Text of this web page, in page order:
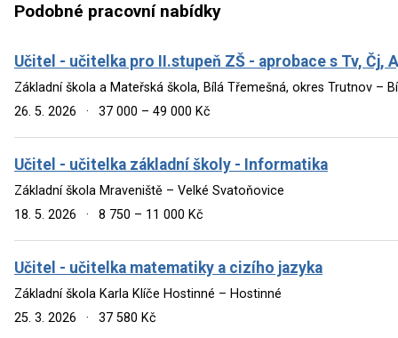
Podobné pracovní nabídky
Učitel - učitelka pro II.stupeň ZŠ - aprobace s Tv, Čj,
Základní škola a Mateřská škola, Bílá Třemešná, okres Trutnov –
26. 5. 2026
· 37 000 – 49 000 Kč
Učitel - učitelka základní školy - Informatika
Základní škola Mraveniště – Velké Svatoňovice
18. 5. 2026
· 8 750 – 11 000 Kč
Učitel - učitelka matematiky a cizího jazyka
Základní škola Karla Klíče Hostinné – Hostinné
25. 3. 2026
· 37 580 Kč